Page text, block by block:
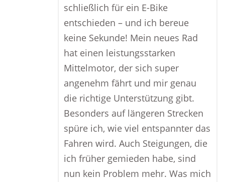
schließlich für ein E-Bike
entschieden – und ich bereue
keine Sekunde! Mein neues Rad
hat einen leistungsstarken
Mittelmotor, der sich super
angenehm fährt und mir genau
die richtige Unterstützung gibt.
Besonders auf längeren Strecken
spüre ich, wie viel entspannter das
Fahren wird. Auch Steigungen, die
ich früher gemieden habe, sind
nun kein Problem mehr. Was mich